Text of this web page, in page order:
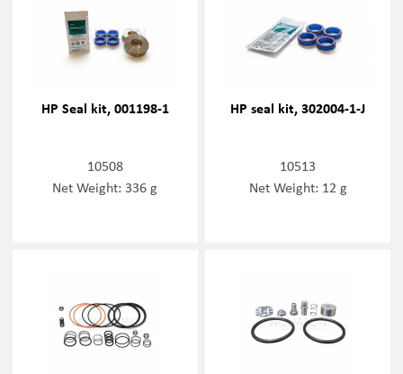
HP Seal kit, 001198-1
10508
Net Weight: 336 g
HP seal kit, 302004-1-J
10513
Net Weight: 12 g